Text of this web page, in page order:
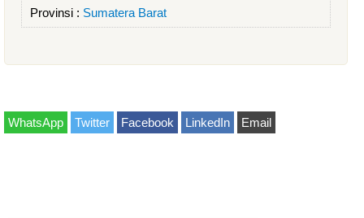
Provinsi : Sumatera Barat
WhatsApp Twitter Facebook LinkedIn Email